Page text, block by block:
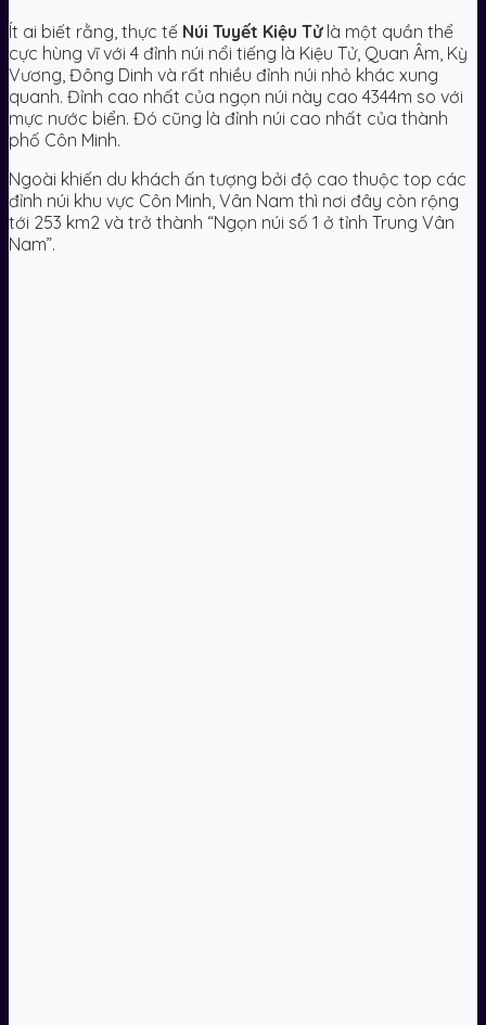
Ít ai biết rằng, thực tế Núi Tuyết Kiệu Tửlà một quần thể
cực hùng vĩ với 4 đỉnh núi nổi tiếng là Kiệu Tử, Quan Âm, Kỳ
Vương, Đông Dinh và rất nhiều đỉnh núi nhỏ khác xung
quanh. Đỉnh cao nhất của ngọn núi này cao 4344m so với
mực nước biển. Đó cũng là đỉnh núi cao nhất của thành
phố Côn Minh.
Ngoài khiến du khách ấn tượng bởi độ cao thuộc top các
đỉnh núi khu vực Côn Minh, Vân Nam thì nơi đây còn rộng
tới 253 km2 và trở thành “Ngọn núi số 1 ở tỉnh Trung Vân
Nam”.